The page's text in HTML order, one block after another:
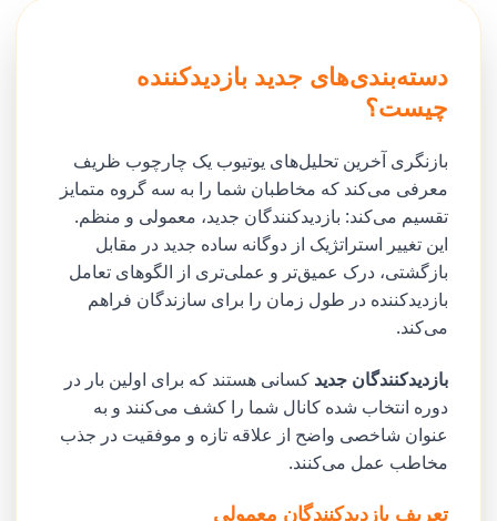
دسته‌بندی‌های جدید بازدیدکننده
چیست؟
بازنگری آخرین تحلیل‌های یوتیوب یک چارچوب ظریف
معرفی می‌کند که مخاطبان شما را به سه گروه متمایز
تقسیم می‌کند: بازدیدکنندگان جدید، معمولی و منظم.
این تغییر استراتژیک از دوگانه ساده جدید در مقابل
بازگشتی، درک عمیق‌تر و عملی‌تری از الگوهای تعامل
بازدیدکننده در طول زمان را برای سازندگان فراهم
می‌کند.
بازدیدکنندگان جدید کسانی هستند که برای اولین بار در
دوره انتخاب شده کانال شما را کشف می‌کنند و به
عنوان شاخصی واضح از علاقه تازه و موفقیت در جذب
مخاطب عمل می‌کنند.
تعریف بازدیدکنندگان معمولی